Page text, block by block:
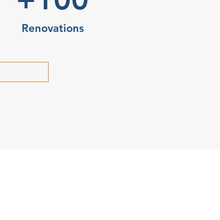
Renovations